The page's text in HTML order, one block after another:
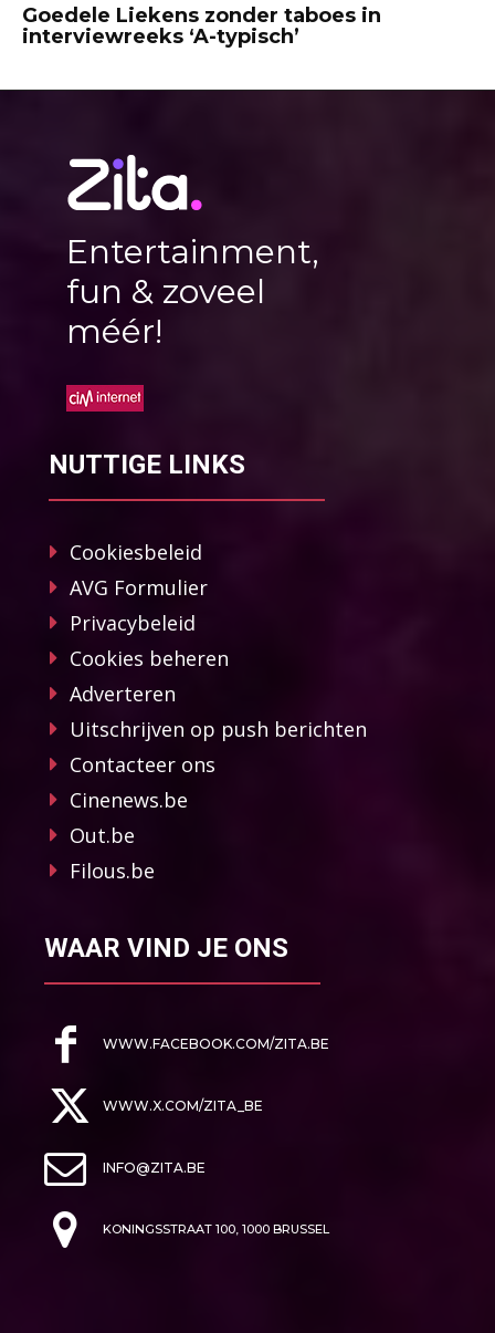
Goedele Liekens zonder taboes in
interviewreeks ‘A-typisch’
Entertainment,
fun & zoveel
méér!
NUTTIGE LINKS
Cookiesbeleid
AVG Formulier
Privacybeleid
Cookies beheren
Adverteren
Uitschrijven op push berichten
Contacteer ons
Cinenews.be
Out.be
Filous.be
WAAR VIND JE ONS
WWW.FACEBOOK.COM/ZITA.BE
WWW.X.COM/ZITA_BE
INFO@ZITA.BE
KONINGSSTRAAT 100, 1000 BRUSSEL